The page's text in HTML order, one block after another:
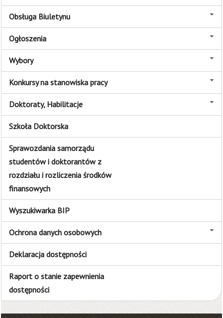
Obsługa Biuletynu
Ogłoszenia
Wybory
Konkursy na stanowiska pracy
Doktoraty, Habilitacje
Szkoła Doktorska
Sprawozdania samorządu
studentów i doktorantów z
rozdziału i rozliczenia środków
finansowych
Wyszukiwarka BIP
Ochrona danych osobowych
Deklaracja dostępności
Raport o stanie zapewnienia
dostępności